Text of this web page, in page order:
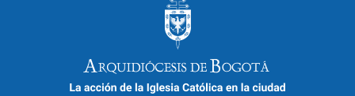
Papa Francisco - Inv. especial:
Cardenal Luis José Rueda Aparicio.
Pt 2/3